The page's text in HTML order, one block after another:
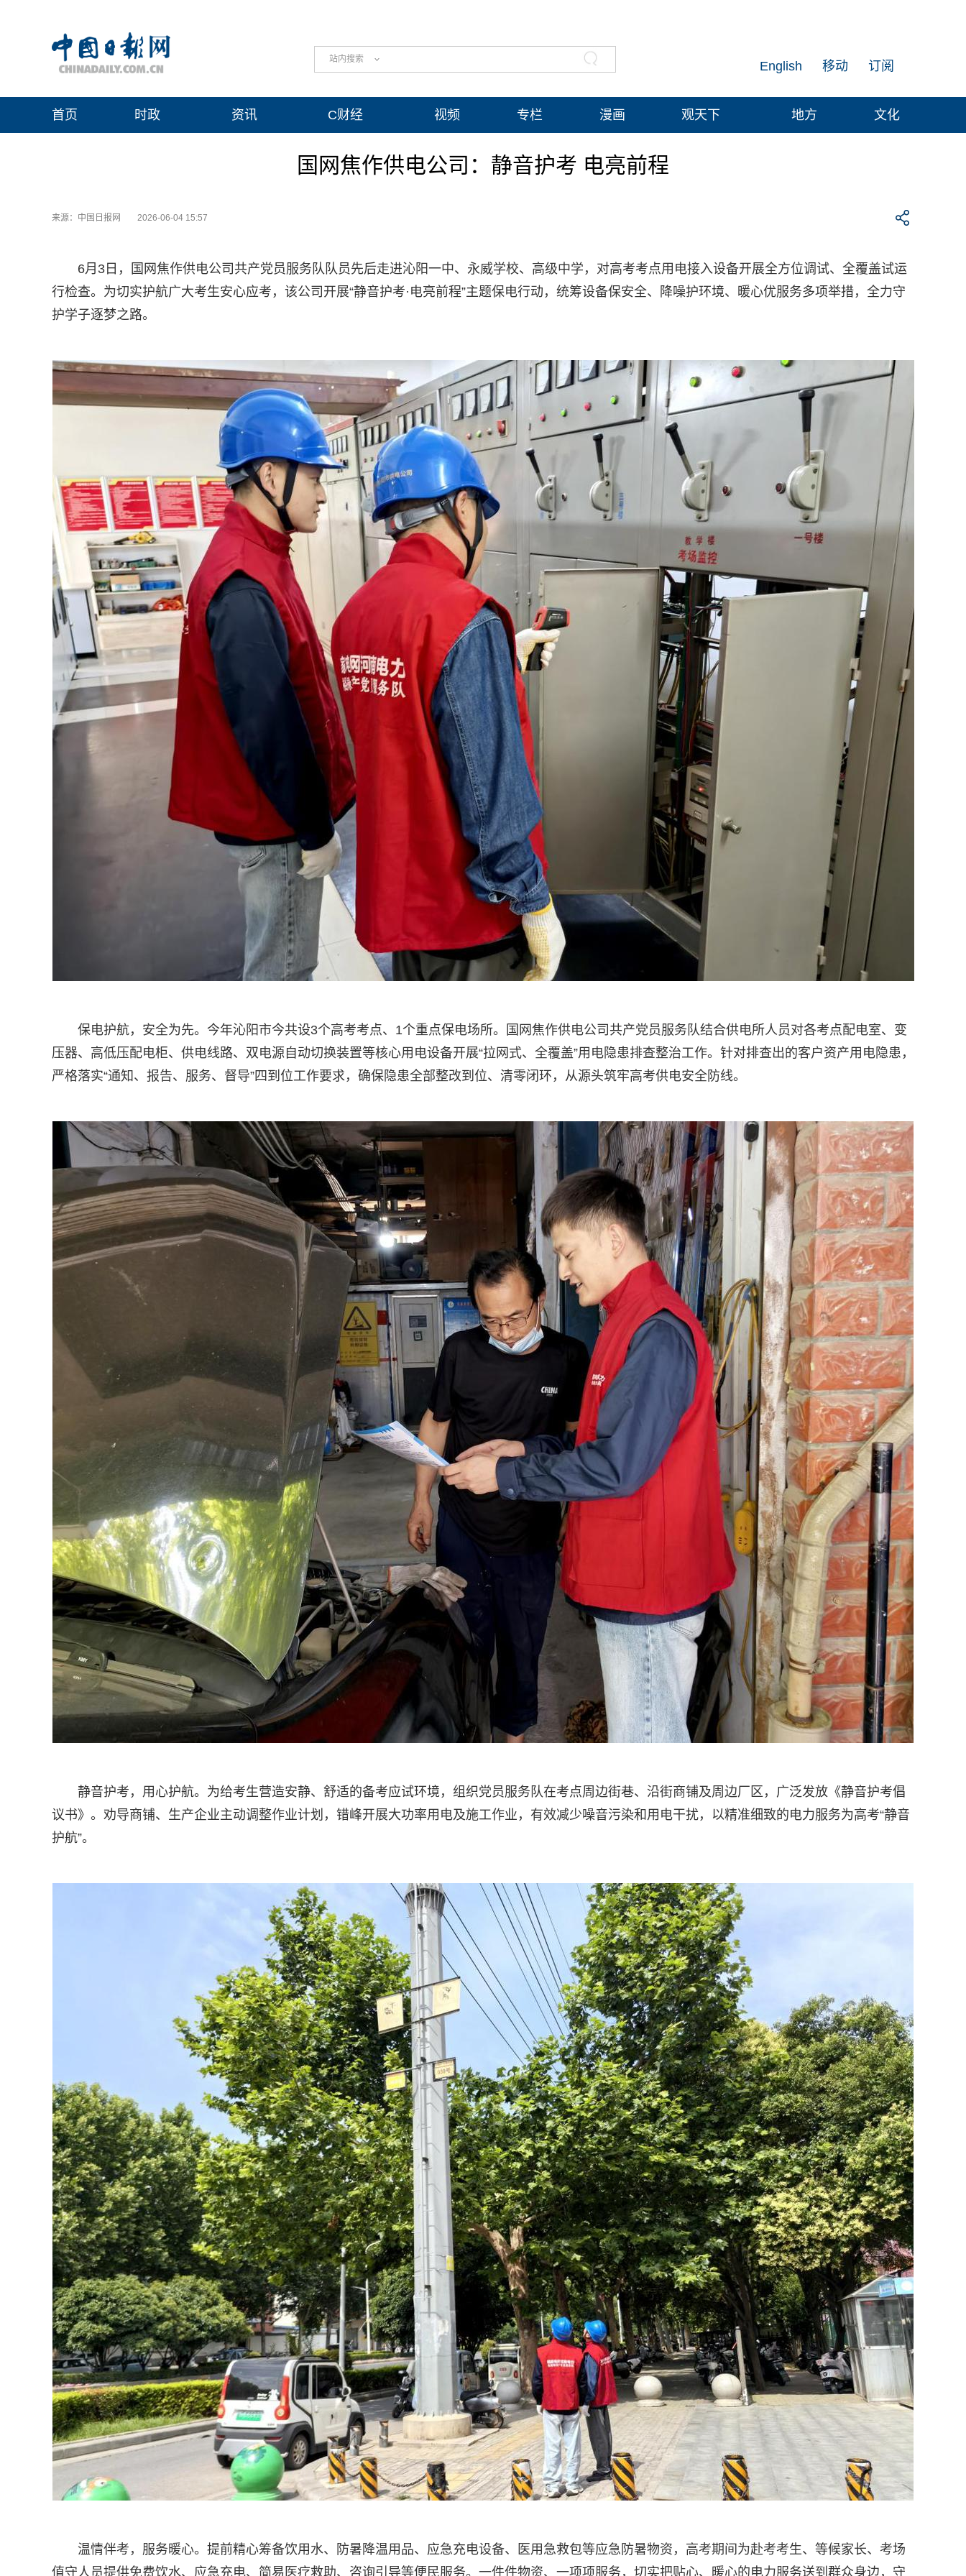
站内搜索 订阅
移动
English
首页 时政 资讯 C财经 视频 专栏 漫画 观天下 地方 文化
国网焦作供电公司：静音护考 电亮前程
来源：中国日报网 2026-06-04 15:57
6月3日，国网焦作供电公司共产党员服务队队员先后走进沁阳一中、永威学校、高级中学，对高考考点用电接入设备开展全方位调试、全覆盖试运
行检查。为切实护航广大考生安心应考，该公司开展“静音护考·电亮前程”主题保电行动，统筹设备保安全、降噪护环境、暖心优服务多项举措，全力守
护学子逐梦之路。
保电护航，安全为先。今年沁阳市今共设3个高考考点、1个重点保电场所。国网焦作供电公司共产党员服务队结合供电所人员对各考点配电室、变
压器、高低压配电柜、供电线路、双电源自动切换装置等核心用电设备开展“拉网式、全覆盖”用电隐患排查整治工作。针对排查出的客户资产用电隐患，
严格落实“通知、报告、服务、督导”四到位工作要求，确保隐患全部整改到位、清零闭环，从源头筑牢高考供电安全防线。
静音护考，用心护航。为给考生营造安静、舒适的备考应试环境，组织党员服务队在考点周边街巷、沿街商铺及周边厂区，广泛发放《静音护考倡
议书》。劝导商铺、生产企业主动调整作业计划，错峰开展大功率用电及施工作业，有效减少噪音污染和用电干扰，以精准细致的电力服务为高考“静音
护航”。
温情伴考，服务暖心。提前精心筹备饮用水、防暑降温用品、应急充电设备、医用急救包等应急防暑物资，高考期间为赴考考生、等候家长、考场
值守人员提供免费饮水、应急充电、简易医疗救助、咨询引导等便民服务。一件件物资、一项项服务，切实把贴心、暖心的电力服务送到群众身边，守